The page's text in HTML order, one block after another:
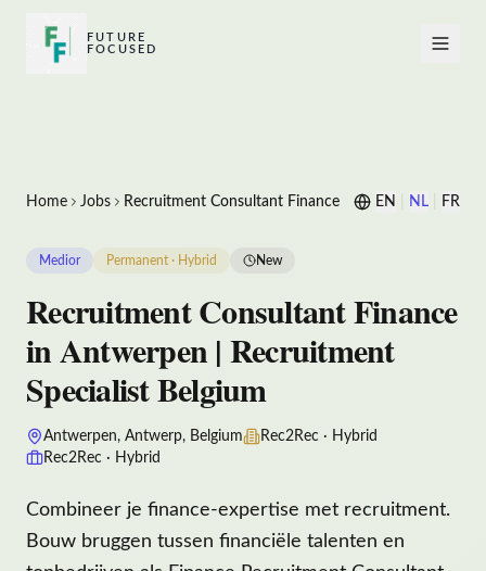
FUTURE
FOCUSED
Home Jobs Recruitment Consultant Finance EN NL FR
Medior Permanent · Hybrid New
Recruitment Consultant Finance
in Antwerpen | Recruitment
Specialist Belgium
Antwerpen, Antwerp, Belgium
Rec2Rec · Hybrid
Rec2Rec · Hybrid
Combineer je finance-expertise met recruitment.
Bouw bruggen tussen financiële talenten en